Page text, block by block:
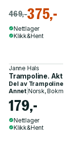
469,-375,-
Nettlager
Klikk&Hent
Janne Hals
Trampoline.
Del av Trampoline
Annet| Norsk,
179,-
Nettlager
Klikk&Hent